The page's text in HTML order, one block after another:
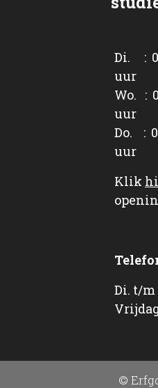
Di. :
uur
Wo. :
uur
Do. :
uur
Klik
Di. t/m
©